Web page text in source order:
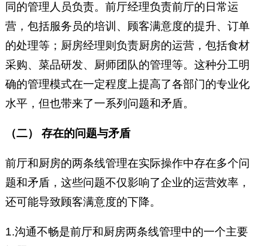
同的管理人员负责。前厅经理负责前厅的日常运
营，包括服务员的培训、顾客满意度的提升、订单
的处理等；厨房经理则负责厨房的运营，包括食材
采购、菜品研发、厨师团队的管理等。这种分工明
确的管理模式在一定程度上提高了各部门的专业化
水平，但也带来了一系列问题和矛盾。
（二） 存在的问题与矛盾
前厅和厨房的两条线管理在实际操作中存在多个问
题和矛盾，这些问题不仅影响了企业的运营效率，
还可能导致顾客满意度的下降。
1.沟通不畅是前厅和厨房两条线管理中的一个主要